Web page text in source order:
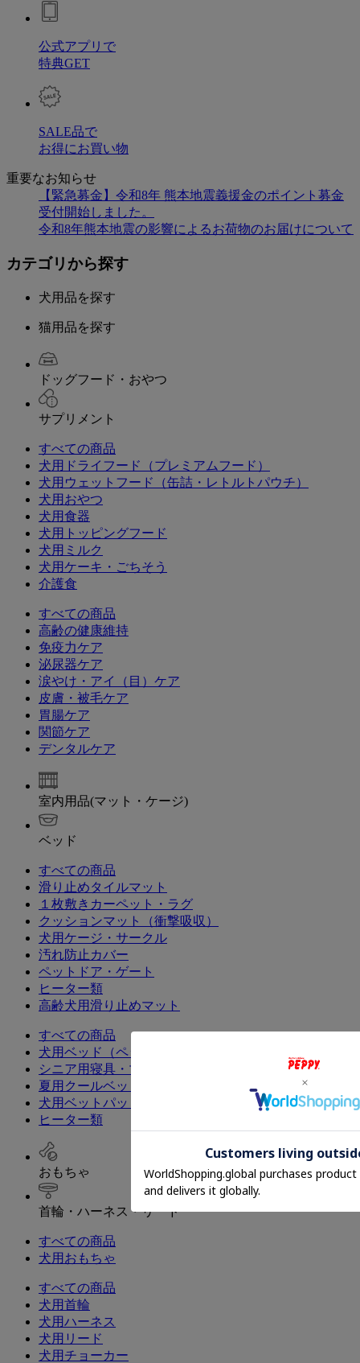
公式アプリで
特典GET
SALE品で
お得にお買い物
重要なお知らせ
【緊急募金】令和8年 熊本地震義援金のポイント募金
受付開始しました。
令和8年熊本地震の影響によるお荷物のお届けについて
カテゴリから探す
犬用品を探す
猫用品を探す
ドッグフード・おやつ
サプリメント
すべての商品
犬用ドライフード（プレミアムフード）
犬用ウェットフード（缶詰・レトルトパウチ）
犬用おやつ
犬用食器
犬用トッピングフード
犬用ミルク
犬用ケーキ・ごちそう
介護食
すべての商品
高齢の健康維持
免疫力ケア
泌尿器ケア
涙やけ・アイ（目）ケア
皮膚・被毛ケア
胃腸ケア
関節ケア
デンタルケア
室内用品(マット・ケージ)
ベッド
すべての商品
滑り止めタイルマット
１枚敷きカーペット・ラグ
クッションマット（衝撃吸収）
犬用ケージ・サークル
汚れ防止カバー
ペットドア・ゲート
ヒーター類
高齢犬用滑り止めマット
すべての商品
犬用ベッド（ペットベッド）・クッション
シニア用寝具・マット
夏用クールベッド・マット
犬用ベットパッド
ヒーター類
おもちゃ
首輪・ハーネス・リード
すべての商品
犬用おもちゃ
すべての商品
犬用首輪
犬用ハーネス
犬用リード
犬用チョーカー